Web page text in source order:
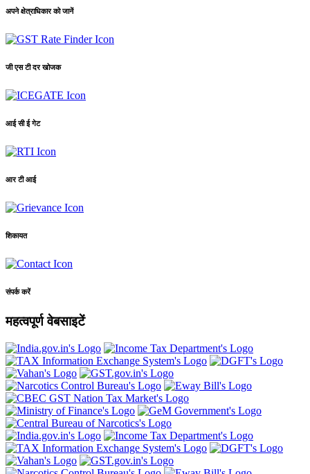
अपने क्षेत्राधिकार को जानें
जी एस टी दर खोजक
आई सी ई गेट
आर टी आई
शिकायत
संपर्क करें
महत्वपूर्ण वेबसाइटें